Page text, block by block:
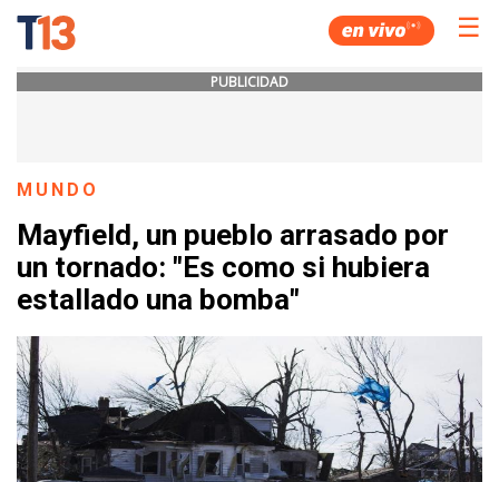
☰
PUBLICIDAD
MUNDO
Mayfield, un pueblo arrasado por
un tornado: "Es como si hubiera
estallado una bomba"